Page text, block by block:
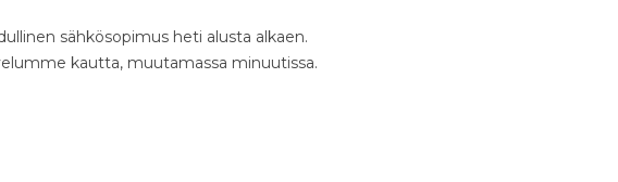
sähkösopimus heti alusta alkaen.
kautta, muutamassa minuutissa.